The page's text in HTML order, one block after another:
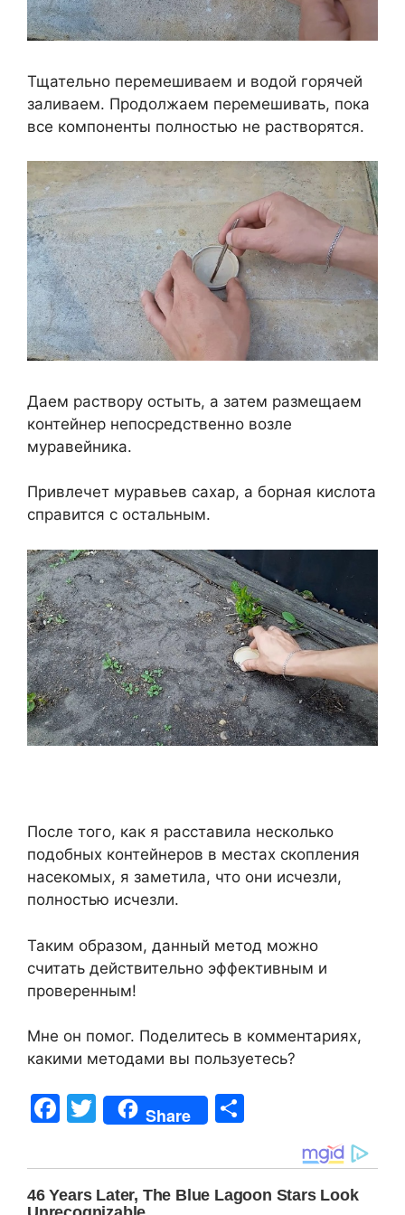
Тщательно перемешиваем и водой горячей
заливаем. Продолжаем перемешивать, пока
все компоненты полностью не растворятся.
Даем раствору остыть, а затем размещаем
контейнер непосредственно возле
муравейника.
Привлечет муравьев сахар, а борная кислота
справится с остальным.
После того, как я расставила несколько
подобных контейнеров в местах скопления
насекомых, я заметила, что они исчезли,
полностью исчезли.
Таким образом, данный метод можно
считать действительно эффективным и
проверенным!
Мне он помог. Поделитесь в комментариях,
какими методами вы пользуетесь?
F
c
e
T
w
itt
er
Share
ar
e